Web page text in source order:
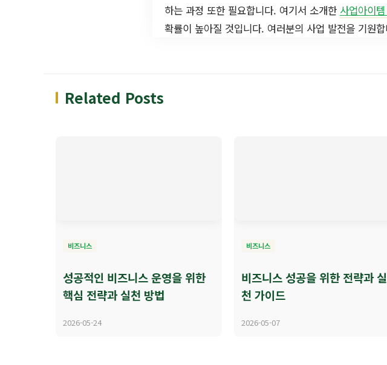
하는 과정 또한 필요합니다. 여기서 소개한 사업아이
확률이 높아질 것입니다. 여러분의 사업 발전을 기원
Related Posts
비즈니스
성공적인 비즈니스 운영을 위한
핵심 전략과 실천 방법
2026-05-24
비즈니스
비즈니스 성공을 위한 전략과 실
천 가이드
2026-05-07